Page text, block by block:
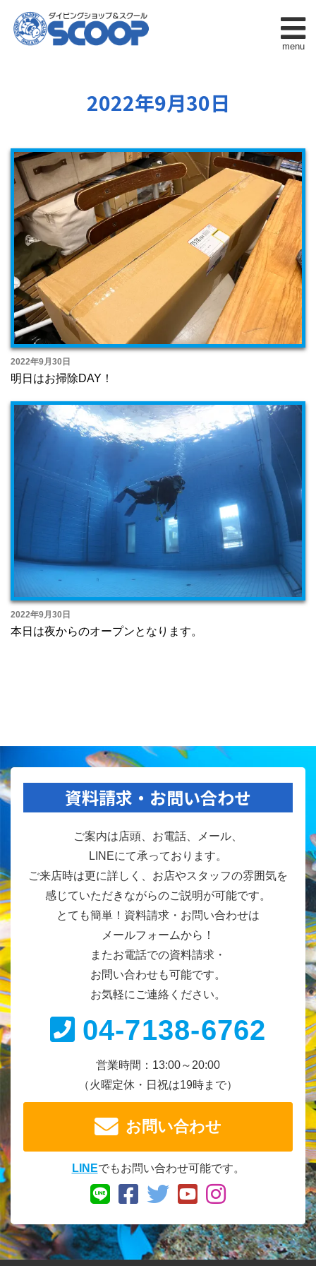
menu
2022年9月30日
2022年9月30日
明日はお掃除DAY！
2022年9月30日
本日は夜からのオープンとなります。
資料請求・お問い合わせ
ご案内は店頭、お電話、メール、
LINEにて承っております。
ご来店時は更に詳しく、お店やスタッフの雰囲気を
感じていただきながらのご説明が可能です。
とても簡単！資料請求・お問い合わせは
メールフォームから！
またお電話での資料請求・
お問い合わせも可能です。
お気軽にご連絡ください。
04-7138-6762
営業時間：13:00～20:00
（火曜定休・日祝は19時まで）
お問い合わせ
LINEでもお問い合わせ可能です。